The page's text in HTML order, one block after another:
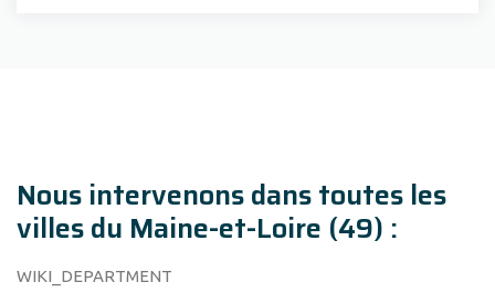
Nous intervenons dans toutes les
villes du Maine-et-Loire (49) :
WIKI_DEPARTMENT